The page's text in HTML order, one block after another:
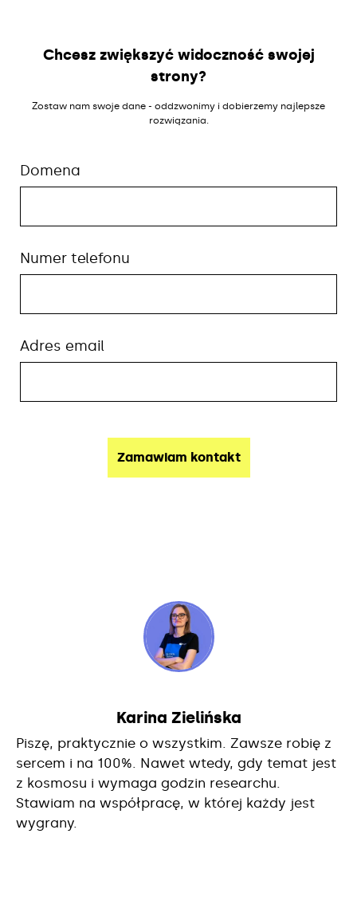
Chcesz zwiększyć widoczność swojej
strony?
Zostaw nam swoje dane - oddzwonimy i dobierzemy najlepsze
rozwiązania.
Domena
Numer telefonu
Adres email
Karina Zielińska
Piszę, praktycznie o wszystkim. Zawsze robię z
sercem i na 100%. Nawet wtedy, gdy temat jest
z kosmosu i wymaga godzin researchu.
Stawiam na współpracę, w której każdy jest
wygrany.